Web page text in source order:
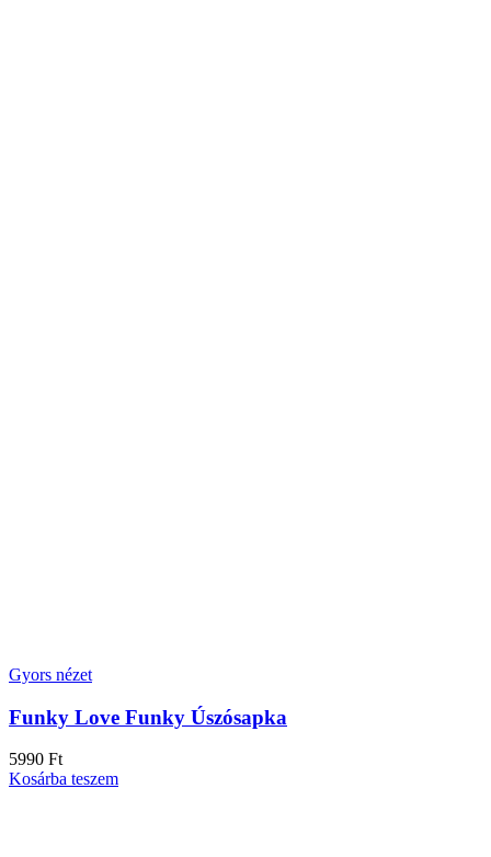
Gyors nézet
Funky Love Funky Úszósapka
5990 Ft
Kosárba teszem